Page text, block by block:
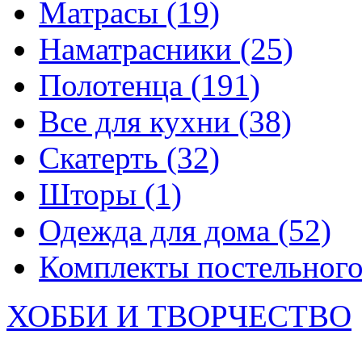
Матрасы (19)
Наматрасники (25)
Полотенца (191)
Все для кухни (38)
Скатерть (32)
Шторы (1)
Одежда для дома (52)
Комплекты
ХОББИ И ТВОРЧЕСТВО